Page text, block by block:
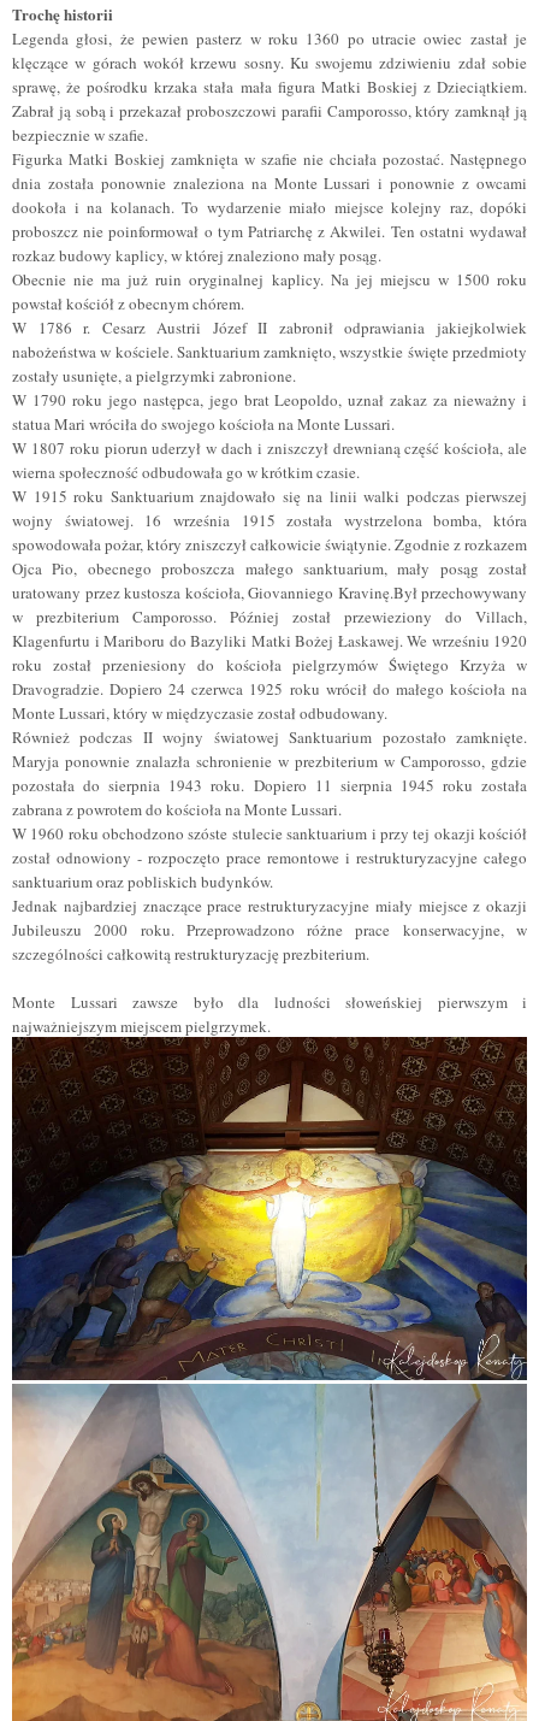
Trochę historii
Legenda głosi, że pewien pasterz w roku 1360 po utracie owiec zastał je
klęczące w górach wokół krzewu sosny. Ku swojemu zdziwieniu zdał sobie
sprawę, że pośrodku krzaka stała mała figura Matki Boskiej z Dzieciątkiem.
Zabrał ją sobą i przekazał proboszczowi parafii Camporosso, który zamknął ją
bezpiecznie w szafie.
Figurka Matki Boskiej zamknięta w szafie nie chciała pozostać. Następnego
dnia została ponownie znaleziona na Monte Lussari i ponownie z owcami
dookoła i na kolanach. To wydarzenie miało miejsce kolejny raz, dopóki
proboszcz nie poinformował o tym Patriarchę z Akwilei. Ten ostatni wydawał
rozkaz budowy kaplicy, w której znaleziono mały posąg.
Obecnie nie ma już ruin oryginalnej kaplicy. Na jej miejscu w 1500 roku
powstał kościół z obecnym chórem.
W 1786 r. Cesarz Austrii Józef II zabronił odprawiania jakiejkolwiek
nabożeństwa w kościele. Sanktuarium zamknięto, wszystkie święte przedmioty
zostały usunięte, a pielgrzymki zabronione.
W 1790 roku jego następca, jego brat Leopoldo, uznał zakaz za nieważny i
statua Mari wróciła do swojego kościoła na Monte Lussari.
W 1807 roku piorun uderzył w dach i zniszczył drewnianą część kościoła, ale
wierna społeczność odbudowała go w krótkim czasie.
W 1915 roku Sanktuarium znajdowało się na linii walki podczas pierwszej
wojny światowej. 16 września 1915 została wystrzelona bomba, która
spowodowała pożar, który zniszczył całkowicie świątynie. Zgodnie z rozkazem
Ojca Pio, obecnego proboszcza małego sanktuarium, mały posąg został
uratowany przez kustosza kościoła, Giovanniego Kravinę.Był przechowywany
w prezbiterium Camporosso. Później został przewieziony do Villach,
Klagenfurtu i Mariboru do Bazyliki Matki Bożej Łaskawej. We wrześniu 1920
roku został przeniesiony do kościoła pielgrzymów Świętego Krzyża w
Dravogradzie. Dopiero 24 czerwca 1925 roku wrócił do małego kościoła na
Monte Lussari, który w międzyczasie został odbudowany.
Również podczas II wojny światowej Sanktuarium pozostało zamknięte.
Maryja ponownie znalazła schronienie w prezbiterium w Camporosso, gdzie
pozostała do sierpnia 1943 roku. Dopiero 11 sierpnia 1945 roku została
zabrana z powrotem do kościoła na Monte Lussari.
W 1960 roku obchodzono szóste stulecie sanktuarium i przy tej okazji kościół
został odnowiony - rozpoczęto prace remontowe i restrukturyzacyjne całego
sanktuarium oraz pobliskich budynków.
Jednak najbardziej znaczące prace restrukturyzacyjne miały miejsce z okazji
Jubileuszu 2000 roku. Przeprowadzono różne prace konserwacyjne, w
szczególności całkowitą restrukturyzację prezbiterium.
Monte Lussari zawsze było dla ludności słoweńskiej pierwszym i
najważniejszym miejscem pielgrzymek.